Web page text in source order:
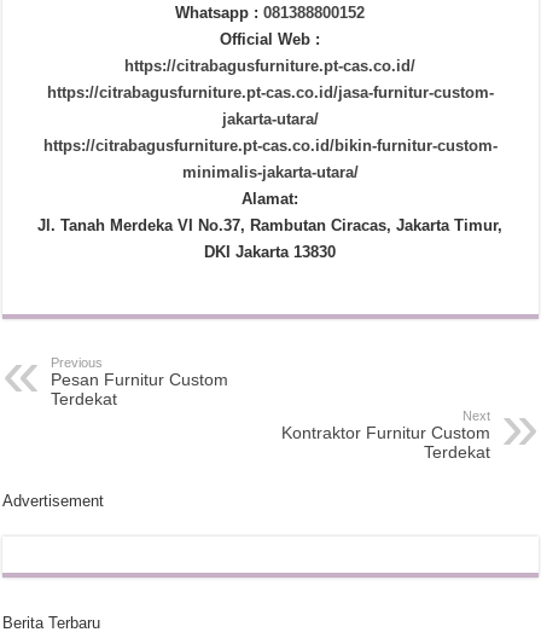
Whatsapp :081388800152
Official Web :
https://citrabagusfurniture.pt-cas.co.id/
https://citrabagusfurniture.pt-cas.co.id/jasa-furnitur-custom-
jakarta-utara/
https://citrabagusfurniture.pt-cas.co.id/bikin-furnitur-custom-
minimalis-jakarta-utara/
Alamat:
Jl. Tanah Merdeka VI No.37, Rambutan Ciracas, Jakarta Timur,
DKI Jakarta 13830
Previous
Pesan Furnitur Custom
Terdekat
Next
Kontraktor Furnitur Custom
Terdekat
Advertisement
Berita Terbaru